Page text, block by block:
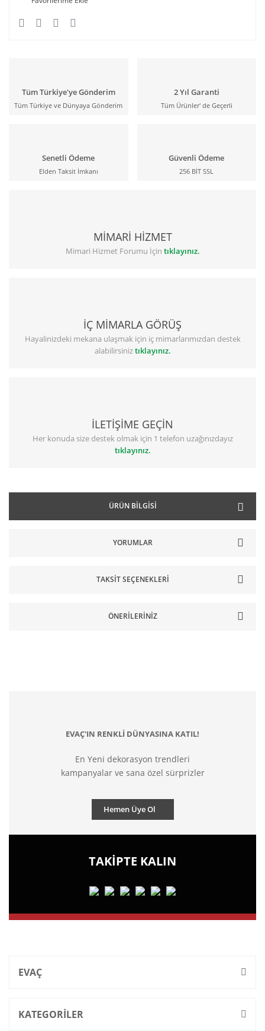
Tüm Türkiye'ye Gönderim
Tüm Türkiye ve Dünyaya Gönderim
2 Yıl Garanti
Tüm Ürünler' de Geçerli
Senetli Ödeme
Elden Taksit İmkanı
Güvenli Ödeme
256 BİT SSL
MİMARİ HİZMET
Mimari Hizmet Forumu İçin tıklayınız.
İÇ MİMARLA GÖRÜŞ
Hayalinizdeki mekana ulaşmak için iç mimarlarımızdan destek
alabilirsiniztıklayınız.
İLETİŞİME GEÇİN
Her konuda size destek olmak için 1 telefon uzağınızdayız
tıklayınız.
ÜRÜN BILGISI
YORUMLAR
TAKSIT SEÇENEKLERI
ÖNERILERINIZ
EVAÇ'IN RENKLİ DÜNYASINA KATIL!
En Yeni dekorasyon trendleri
kampanyalar ve sana özel sürprizler
Hemen Üye Ol
TAKİPTE KALIN
EVAÇ
KATEGORİLER